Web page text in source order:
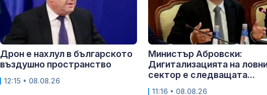
Дрон е нахлул в българското
въздушно пространство
12:15 • 08.08.26
Министър Абровски:
Дигитализацията на
сектор е следващата...
11:16 • 08.08.26